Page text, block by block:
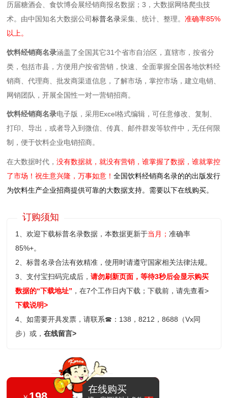
历届糖酒会、食饮博会展经销商报名数据；3，大数据网络爬虫技
术。由中国知名大数据公司标普名录采集、统计、整理。准确率85%
以上。
饮料经销商名录涵盖了全国其它31个省市自治区，直辖市，按省分
类，包括市县，方便用户按省营销，快速、全面掌握全国各地饮料经
销商、代理商、批发商渠道信息，了解市场，掌控市场，建立电销、
网销团队，开展全国性一对一营销招商。
饮料经销商名录电子版，采用Excel格式编辑，可任意修改、复制、
打印、导出，或者导入到微信、传真、邮件群发等软件中，无任何限
制，便于饮料企业电销招商。
在大数据时代，没有数据就，就没有营销，谁掌握了数据，谁就掌控
了市场！祝生意兴隆，万事如意！全国饮料经销商名录的的出版发行
为饮料生产企业招商提供可靠的大数据支持。需要以下在线购买。
订购须知
1、欢迎下载标普名录数据，本数据更新于当月；准确率
85%+。
2、标普名录合法有效精准，使用时请遵守国家相关法律法规。
3、支付宝扫码完成后，请勿刷新页面，等待3秒后会显示购买
数据的“下载地址” ，在7个工作日内下载；下载前，请先查看>
下载说明>
4、如需要开具发票，请联系☎ ：138，8212，8688（Vx同
步）或，在线留言>
在线购买